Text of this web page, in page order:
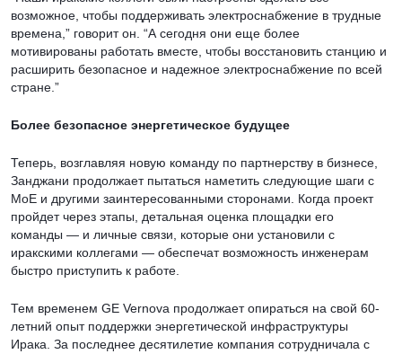
возможное, чтобы поддерживать электроснабжение в трудные
времена,” говорит он. “А сегодня они еще более
мотивированы работать вместе, чтобы восстановить станцию и
расширить безопасное и надежное электроснабжение по всей
стране.”
Более безопасное энергетическое будущее
Теперь, возглавляя новую команду по партнерству в бизнесе,
Занджани продолжает пытаться наметить следующие шаги с
MoE и другими заинтересованными сторонами. Когда проект
пройдет через этапы, детальная оценка площадки его
команды — и личные связи, которые они установили с
иракскими коллегами — обеспечат возможность инженерам
быстро приступить к работе.
Тем временем GE Vernova продолжает опираться на свой 60-
летний опыт поддержки энергетической инфраструктуры
Ирака. За последнее десятилетие компания сотрудничала с